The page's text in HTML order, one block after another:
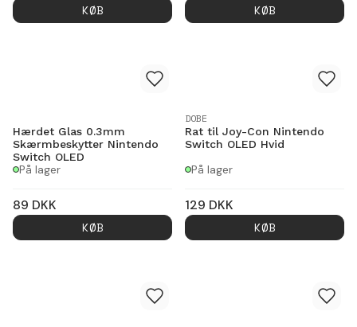
KØB
KØB
Hærdet Glas 0.3mm
Skærmbeskytter Nintendo
Switch OLED
På lager
89 DKK
KØB
DOBE
Rat til Joy-Con Nintendo
Switch OLED Hvid
På lager
129 DKK
KØB